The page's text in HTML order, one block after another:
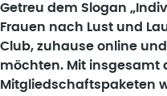
Getreu dem Slogan
Frauen nach Lust und
Club, zuhause online
möchten. Mit insgesamt
Mitgliedschaftspaketen